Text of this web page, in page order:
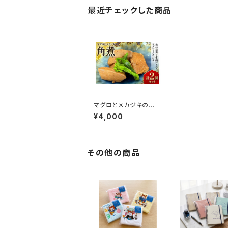
最近チェックした商品
マグロとメカジキの角
煮(150g)×2個セット
¥4,000
その他の商品